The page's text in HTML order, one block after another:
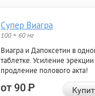
Супер Виагра
100 + 60 мг
Виагра и Дапоксетин в
таблетке. Усиление эрекции
продление полового акта!
от 90Р